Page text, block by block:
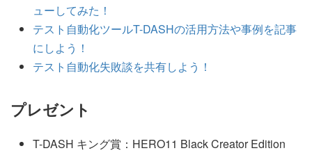
ューしてみた！
テスト自動化ツールT-DASHの活用方法や事例を記事
にしよう！
テスト自動化失敗談を共有しよう！
プレゼント
T-DASH キング賞：HERO11 Black Creator Edition